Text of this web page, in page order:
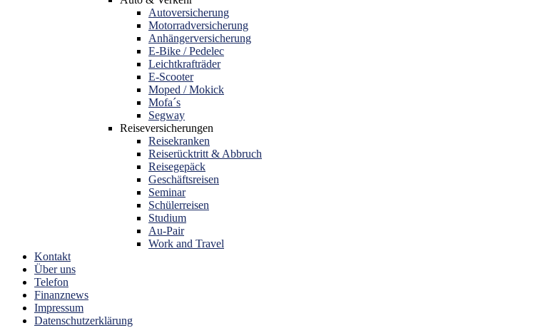
Autoversicherung
Motorradversicherung
Anhängerversicherung
E-Bike / Pedelec
Leichtkrafträder
E-Scooter
Moped / Mokick
Mofa´s
Segway
Reiseversicherungen
Reisekranken
Reiserücktritt & Abbruch
Reisegepäck
Geschäftsreisen
Seminar
Schülerreisen
Studium
Au-Pair
Work and Travel
Kontakt
Über uns
Telefon
Finanznews
Impressum
Datenschutzerklärung